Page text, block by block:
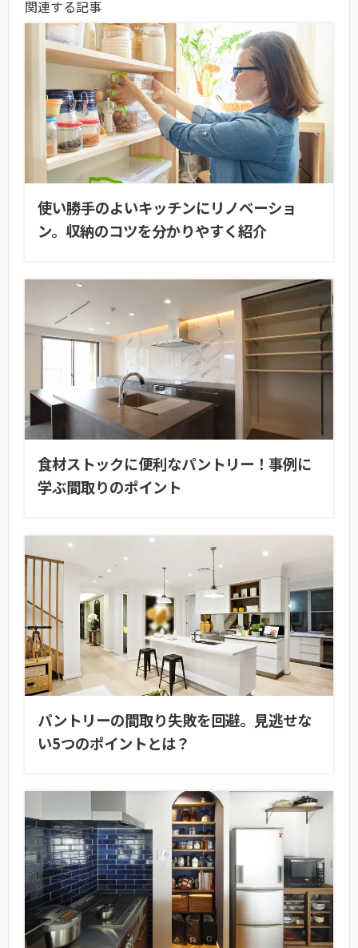
関連する記事
使い勝手のよいキッチンにリノベーショ
ン。収納のコツを分かりやすく紹介
食材ストックに便利なパントリー！事例に
学ぶ間取りのポイント
パントリーの間取り失敗を回避。見逃せな
い5つのポイントとは？